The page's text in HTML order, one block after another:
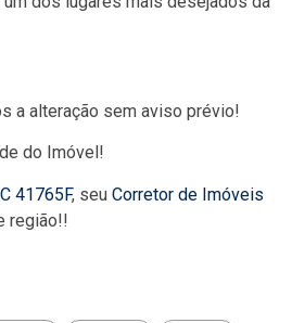
a alteração sem aviso prévio!
do Imóvel!
41765F, seu Corretor de Imóveis
região!!